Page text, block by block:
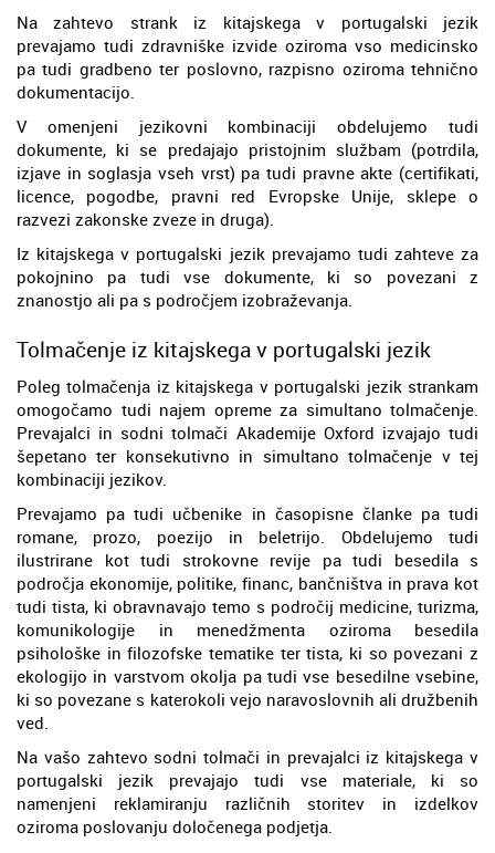
Na zahtevo strank iz kitajskega v portugalski jezik
prevajamo tudi zdravniške izvide oziroma vso medicinsko
pa tudi gradbeno ter poslovno, razpisno oziroma tehnično
dokumentacijo.
V omenjeni jezikovni kombinaciji obdelujemo tudi
dokumente, ki se predajajo pristojnim službam (potrdila,
izjave in soglasja vseh vrst) pa tudi pravne akte (certifikati,
licence, pogodbe, pravni red Evropske Unije, sklepe o
razvezi zakonske zveze in druga).
Iz kitajskega v portugalski jezik prevajamo tudi zahteve za
pokojnino pa tudi vse dokumente, ki so povezani z
znanostjo ali pa s področjem izobraževanja.
Tolmačenje iz kitajskega v portugalski jezik
Poleg tolmačenja iz kitajskega v portugalski jezik strankam
omogočamo tudi najem opreme za simultano tolmačenje.
Prevajalci in sodni tolmači Akademije Oxford izvajajo tudi
šepetano ter konsekutivno in simultano tolmačenje v tej
kombinaciji jezikov.
Prevajamo pa tudi učbenike in časopisne članke pa tudi
romane, prozo, poezijo in beletrijo. Obdelujemo tudi
ilustrirane kot tudi strokovne revije pa tudi besedila s
področja ekonomije, politike, financ, bančništva in prava kot
tudi tista, ki obravnavajo temo s področij medicine, turizma,
komunikologije in menedžmenta oziroma besedila
psihološke in filozofske tematike ter tista, ki so povezani z
ekologijo in varstvom okolja pa tudi vse besedilne vsebine,
ki so povezane s katerokoli vejo naravoslovnih ali družbenih
ved.
Na vašo zahtevo sodni tolmači in prevajalci iz kitajskega v
portugalski jezik prevajajo tudi vse materiale, ki so
namenjeni reklamiranju različnih storitev in izdelkov
oziroma poslovanju določenega podjetja.